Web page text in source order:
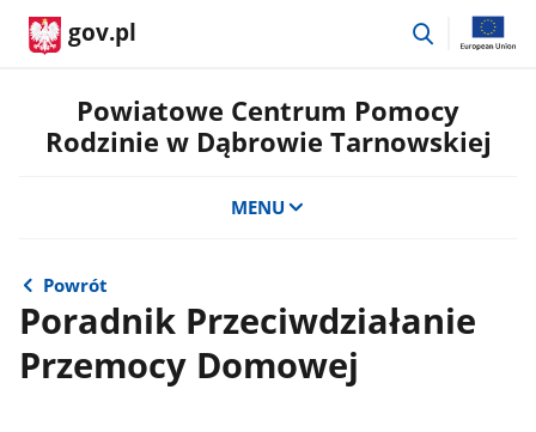
gov.pl
przejdź
Powiatowe Centrum Pomocy
Rodzinie w Dąbrowie Tarnowskiej
MENU
Powrót
Poradnik Przeciwdziałanie
Przemocy Domowej